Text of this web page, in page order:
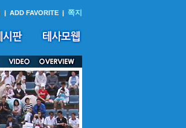
| ADD FAVORITE | 쪽지